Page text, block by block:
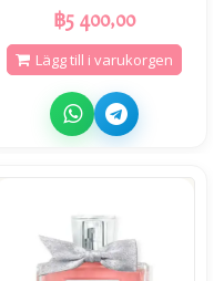
฿5 400,00
Lägg till i varukorgen